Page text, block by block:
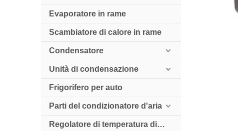
Evaporatore in rame
Scambiatore di calore in rame
Condensatore
Unità di condensazione
Frigorifero per auto
Parti del condizionatore d'aria
Regolatore di temperatura digitale